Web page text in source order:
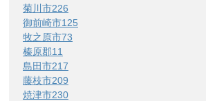
菊川市226
御前崎市125
牧之原市73
榛原郡11
島田市217
藤枝市209
焼津市230